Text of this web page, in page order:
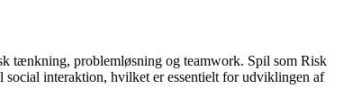
tænkning, problemløsning og teamwork. Spil som Risk
interaktion, hvilket er essentielt for udviklingen af